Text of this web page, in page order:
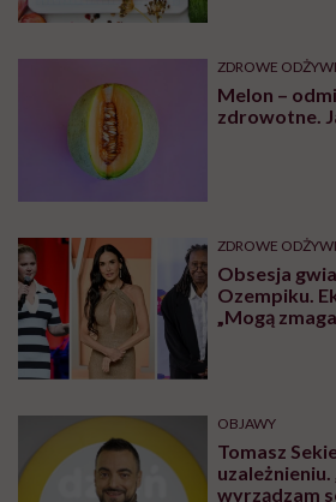
Najpopularniejsze
ZDROWE
Jesz
łubianki?
pokazał
DIETY
18 dań
mięsożercy.
wegańskich i